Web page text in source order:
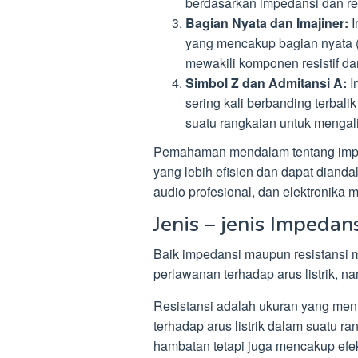
Bagian Nyata dan Imajiner:
yang mencakup bagian
mewakili komponen resistif
Simbol Z dan Admitansi A:
sering kali berbanding
suatu rangkaian untuk
Pemahaman mendalam tentang
yang lebih efisien dan dapat
audio profesional, dan elektronika
Jenis – jenis
Baik impedansi maupun resistansi
perlawanan terhadap arus listrik,
Resistansi adalah ukuran yang
terhadap arus listrik dalam suatu
hambatan tetapi juga mencakup